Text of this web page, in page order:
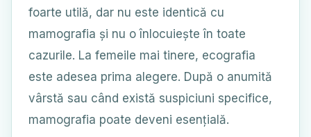
foarte utilă, dar nu este identică cu
mamografia și nu o înlocuiește în toate
cazurile. La femeile mai tinere, ecografia
este adesea prima alegere. După o anumită
vârstă sau când există suspiciuni specifice,
mamografia poate deveni esențială.